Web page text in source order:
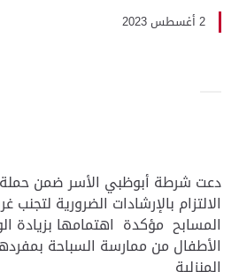
2 أغسطس 2023
دعت شرطة أبوظبي الأسر ضمن
الالتزام بالإرشادات الضرورية
المسابح مؤكدة اهتمامها بزيادة
الأطفال من ممارسة السباحة